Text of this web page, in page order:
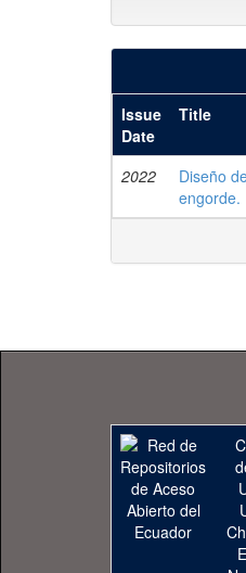
Issue
Date
Title
2022
Diseño
engorde.